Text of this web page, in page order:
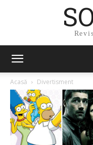
Acasă Divertisment